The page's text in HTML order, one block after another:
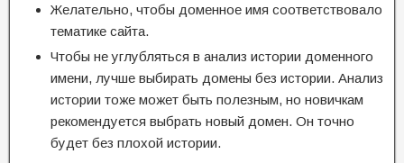
Желательно, чтобы доменное имя соответствовало
тематике сайта.
Чтобы не углубляться в анализ истории доменного
имени, лучше выбирать домены без истории. Анализ
истории тоже может быть полезным, но новичкам
рекомендуется выбрать новый домен. Он точно
будет без плохой истории.